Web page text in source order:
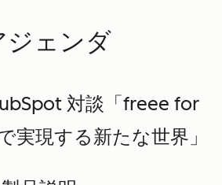
ジェンダ
対談「freee for
実現する新たな世界」